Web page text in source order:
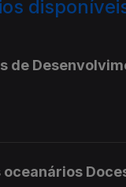
de
oceanários